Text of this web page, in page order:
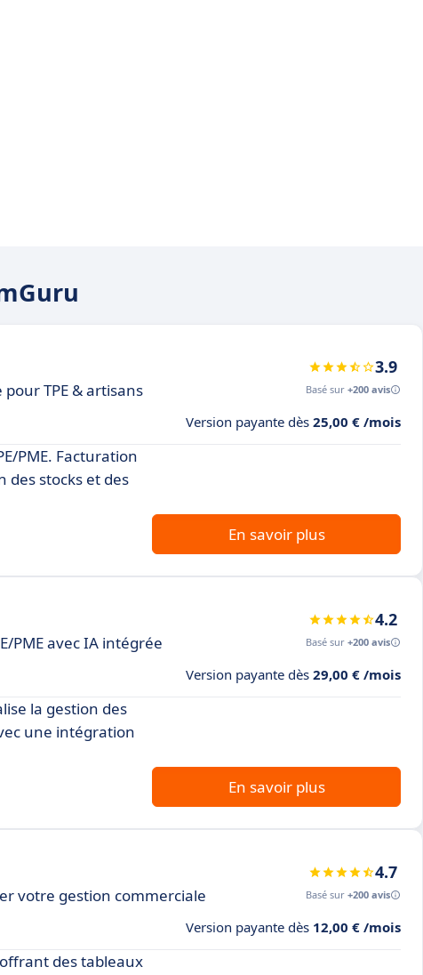
TPE & artisans
3.9
Basé sur +200 avis
Version payante dès 25,00 € /mois
PME. Facturation
des stocks et des
En savoir plus
PME avec IA intégrée
4.2
Basé sur +200 avis
Version payante dès 29,00 € /mois
la gestion des
une intégration
En savoir plus
votre gestion commerciale
4.7
Basé sur +200 avis
Version payante dès 12,00 € /mois
des tableaux